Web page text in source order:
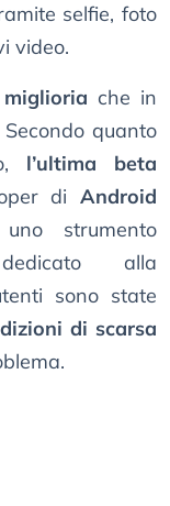
selfie, foto
video.
miglioria che in
quanto
l’ultima beta
di Android
strumento
alla
sono state
di scarsa